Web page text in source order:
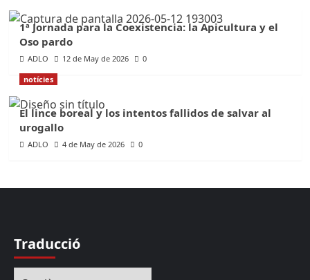
1ª Jornada para la Coexistencia: la Apicultura y el
Oso pardo
ADLO 12 de May de 2026
0
notícies
El lince boreal y los intentos fallidos de salvar al
urogallo
ADLO 4 de May de 2026 0
Traducció